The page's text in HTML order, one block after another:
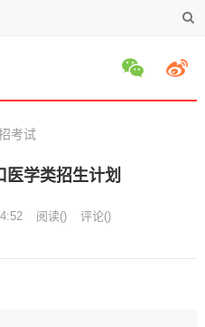
考试
学类招生计划
阅读() 评论()